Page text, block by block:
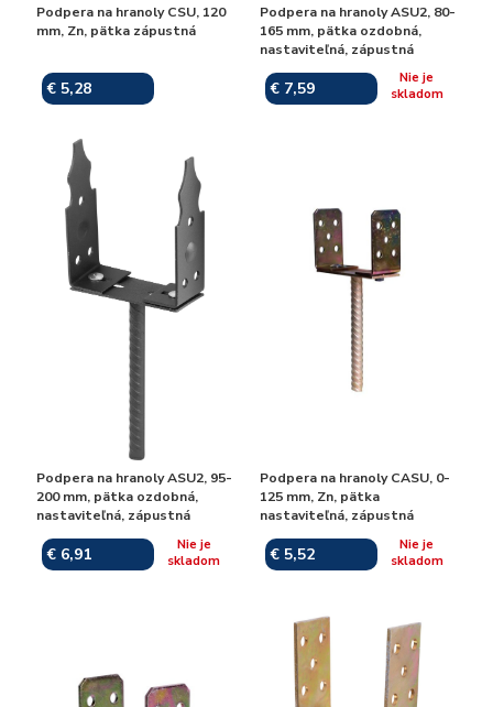
Podpera na hranoly CSU, 120
mm, Zn, pätka zápustná
€ 5,28
Podpera na hranoly ASU2, 80-
165 mm, pätka ozdobná,
nastaviteľná, zápustná
€ 7,59
Nie je
skladom
Podpera na hranoly ASU2, 95-
200 mm, pätka ozdobná,
nastaviteľná, zápustná
€ 6,91
Nie je
skladom
Podpera na hranoly CASU, 0-
125 mm, Zn, pätka
nastaviteľná, zápustná
€ 5,52
Nie je
skladom